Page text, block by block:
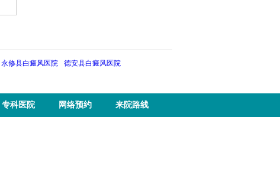
永修县白癜风医院
德安县白癜风医院
专科医院 网络预约 来院路线